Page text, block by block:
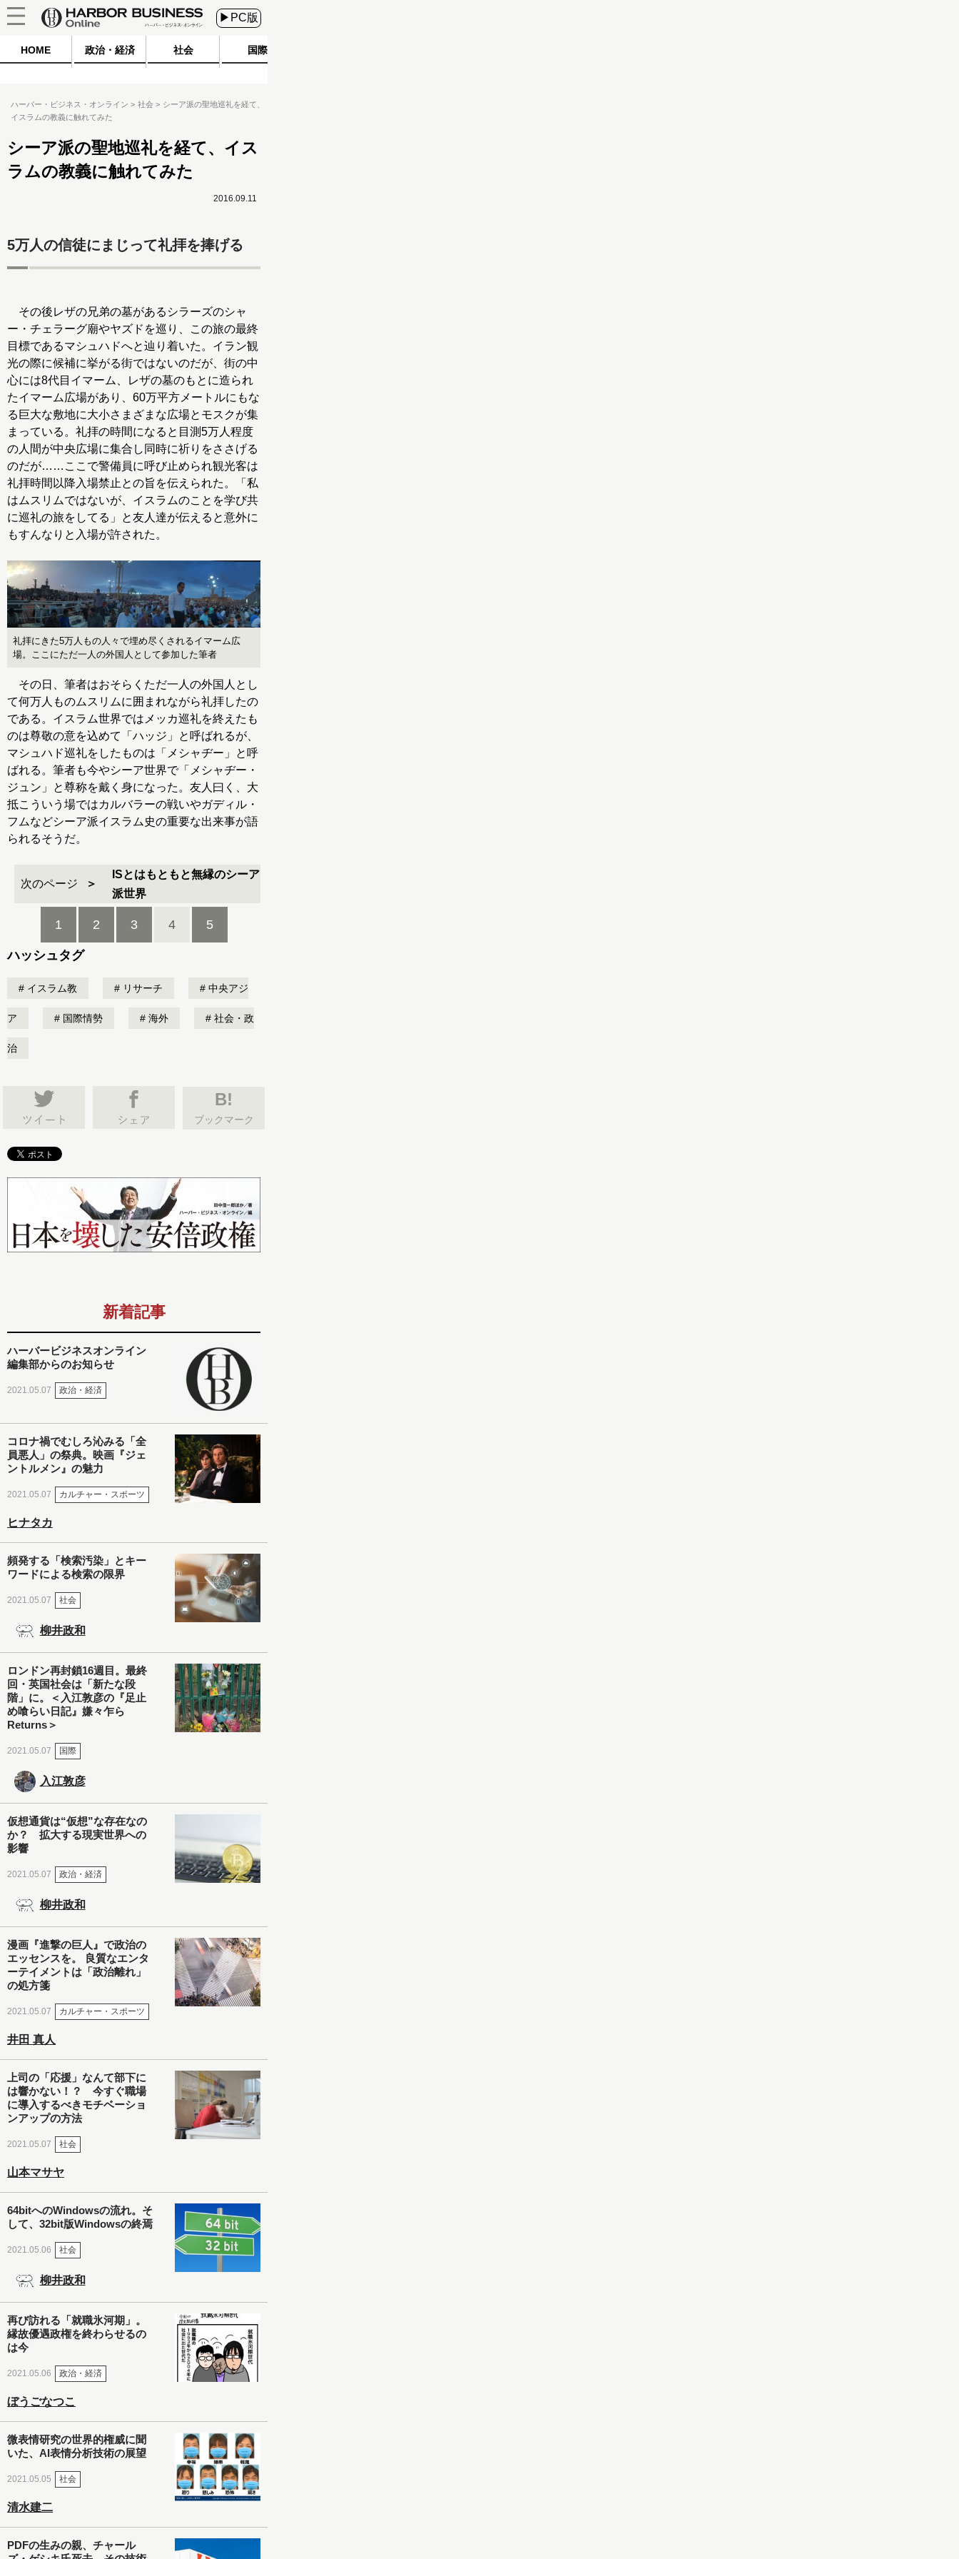
▶PC版
HOME 政治・経済 社会 国際
ハーバー・ビジネス・オンライン 社会
シーア派の聖地巡礼を経て、
イスラムの教義に触れてみた
シーア派の聖地巡礼を経て、イス
ラムの教義に触れてみた
2016.09.11
5万人の信徒にまじって礼拝を捧げる
その後レザの兄弟の墓があるシラーズのシャ
ー・チェラーグ廟やヤズドを巡り、この旅の最終
目標であるマシュハドへと辿り着いた。イラン観
光の際に候補に挙がる街ではないのだが、街の中
心には8代目イマーム、レザの墓のもとに造られ
たイマーム広場があり、60万平方メートルにもな
る巨大な敷地に大小さまざまな広場とモスクが集
まっている。礼拝の時間になると目測5万人程度
の人間が中央広場に集合し同時に祈りをささげる
のだが……ここで警備員に呼び止められ観光客は
礼拝時間以降入場禁止との旨を伝えられた。「私
はムスリムではないが、イスラムのことを学び共
に巡礼の旅をしてる」と友人達が伝えると意外に
もすんなりと入場が許された。
礼拝にきた5万人もの人々で埋め尽くされるイマーム広
場。ここにただ一人の外国人として参加した筆者
その日、筆者はおそらくただ一人の外国人とし
て何万人ものムスリムに囲まれながら礼拝したの
である。イスラム世界ではメッカ巡礼を終えたも
のは尊敬の意を込めて「ハッジ」と呼ばれるが、
マシュハド巡礼をしたものは「メシャヂー」と呼
ばれる。筆者も今やシーア世界で「メシャヂー・
ジュン」と尊称を戴く身になった。友人曰く、大
抵こういう場ではカルバラーの戦いやガディル・
フムなどシーア派イスラム史の重要な出来事が語
られるそうだ。
次のページ
ISとはもともと無縁のシーア
派世界
1 2 3 4 5
ハッシュタグ
イスラム教 リサーチ 中央アジ
ア 国際情勢 海外 社会・政
治
B!
ブックマーク
新着記事
ハーバービジネスオンライン
編集部からのお知らせ
2021.05.07 政治・経済
コロナ禍でむしろ沁みる「全
員悪人」の祭典。映画『ジェ
ントルメン』の魅力
2021.05.07 カルチャー・スポーツ
ヒナタカ
頻発する「検索汚染」とキー
ワードによる検索の限界
2021.05.07 社会
柳井政和
ロンドン再封鎖16週目。最終
回・英国社会は「新たな段
階」に。＜入江敦彦の『足止
め喰らい日記』嫌々乍ら
Returns＞
2021.05.07 国際
入江敦彦
仮想通貨は“仮想”な存在なの
か？ 拡大する現実世界への
影響
2021.05.07 政治・経済
柳井政和
漫画『進撃の巨人』で政治の
エッセンスを。 良質なエンタ
ーテイメントは「政治離れ」
の処方箋
2021.05.07 カルチャー・スポーツ
井田 真人
上司の「応援」なんて部下に
は響かない！？ 今すぐ職場
に導入するべきモチベーショ
ンアップの方法
2021.05.07 社会
山本マサヤ
64bitへのWindowsの流れ。そ
して、32bit版Windowsの終焉
2021.05.06 社会
柳井政和
再び訪れる「就職氷河期」。
縁故優遇政権を終わらせるの
は今
2021.05.06 政治・経済
ぼうごなつこ
微表情研究の世界的権威に聞
いた、AI表情分析技術の展望
2021.05.05 社会
清水建二
PDFの生みの親、チャール